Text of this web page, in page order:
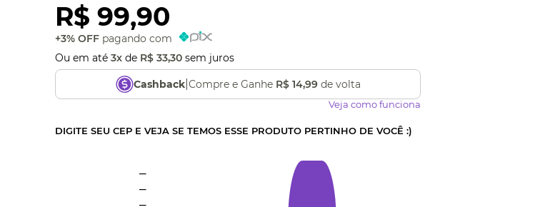
R$ 99,90
+3% OFF pagando com
Ou em até 3x de R$ 33,30 sem juros
Cashback| Compre e Ganhe R$ 14,99de volta
Veja como funciona
DIGITE SEU CEP E VEJA SE TEMOS ESSE PRODUTO PERTINHO DE VOCÊ :)